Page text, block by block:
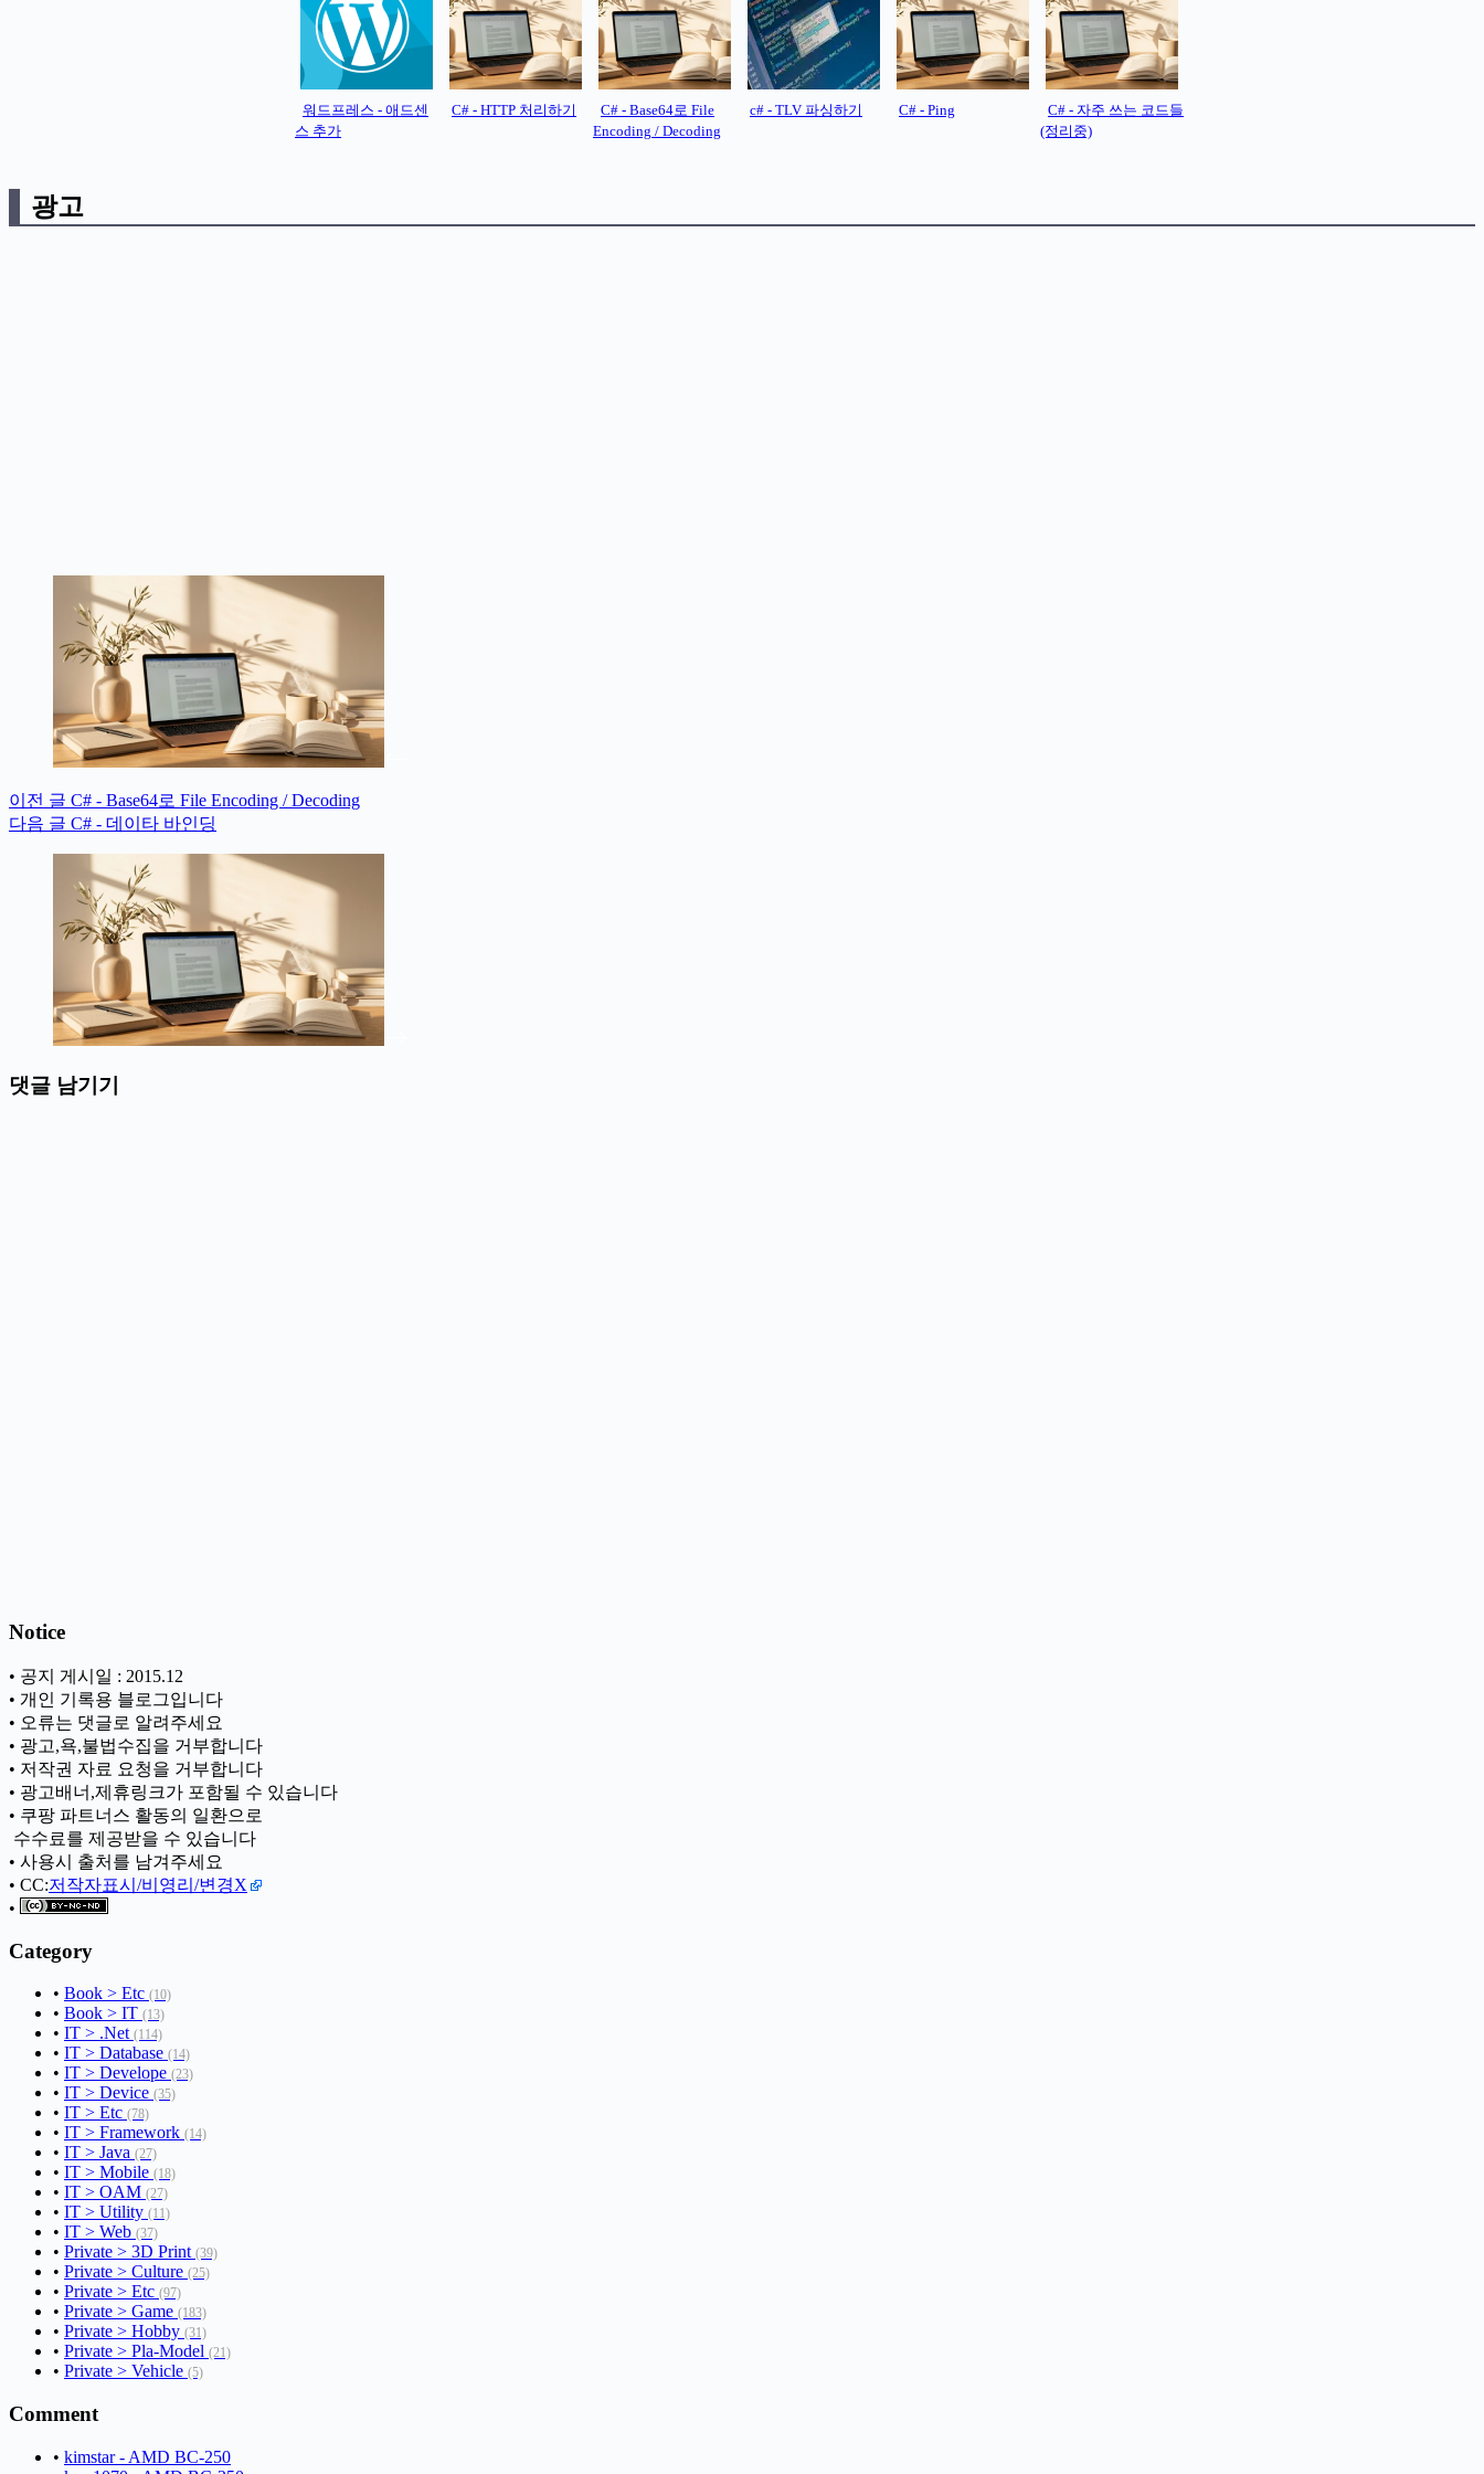
워드프레스 - 애드센
스 추가
C# - HTTP 처리하기
C# - Base64로 File
Encoding / Decoding
c# - TLV 파싱하기 C# - Ping
C# - 자주 쓰는 코드들
(정리중)
광고
이전 글 C# - Base64로 File Encoding / Decoding
다음 글 C# - 데이타 바인딩
댓글 남기기
Notice
• 공지 게시일 : 2015.12
• 개인 기록용 블로그입니다
• 오류는 댓글로 알려주세요
• 광고,욕,불법수집을 거부합니다
• 저작권 자료 요청을 거부합니다
• 광고배너,제휴링크가 포함될 수 있습니다
• 쿠팡 파트너스 활동의 일환으로
ㅤ 수수료를 제공받을 수 있습니다
• 사용시 출처를 남겨주세요
• CC:저작자표시/비영리/변경X
•
Category
• Book > Etc (10)
• Book > IT (13)
• IT > .Net (114)
• IT > Database (14)
• IT > Develope (23)
• IT > Device (35)
• IT > Etc (78)
• IT > Framework (14)
• IT > Java (27)
• IT > Mobile (18)
• IT > OAM (27)
• IT > Utility (11)
• IT > Web (37)
• Private > 3D Print (39)
• Private > Culture (25)
• Private > Etc (97)
• Private > Game (183)
• Private > Hobby (31)
• Private > Pla-Model (21)
• Private > Vehicle (5)
Comment
• kimstar - AMD BC-250